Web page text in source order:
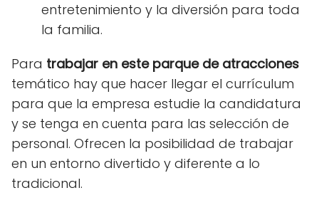
entretenimiento y la diversión para toda
la familia.
Para trabajar en este parque de atracciones
temático hay que hacer llegar el currículum
para que la empresa estudie la candidatura
y se tenga en cuenta para las selección de
personal. Ofrecen la posibilidad de trabajar
en un entorno divertido y diferente a lo
tradicional.